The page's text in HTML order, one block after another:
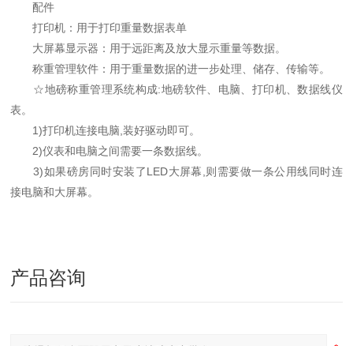
配件
打印机：用于打印重量数据表单
大屏幕显示器：用于远距离及放大显示重量等数据。
称重管理软件：用于重量数据的进一步处理、储存、传输等。
☆地磅称重管理系统构成:地磅软件、电脑、打印机、数据线仪
表。
1)打印机连接电脑,装好驱动即可。
2)仪表和电脑之间需要一条数据线。
3)如果磅房同时安装了LED大屏幕,则需要做一条公用线同时连
接电脑和大屏幕。
产品咨询